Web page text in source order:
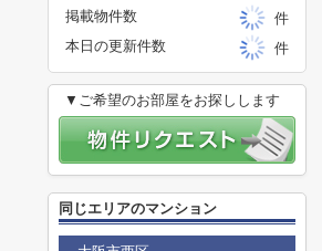
掲載物件数
件
本日の更新件数
件
▼ご希望のお部屋をお探しします
同じエリアのマンション